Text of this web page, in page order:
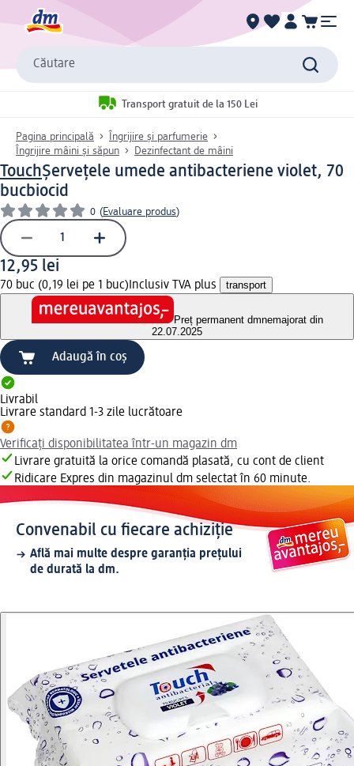
Căutare
Transport gratuit de la 150 Lei
Pagina principală
Îngrijire și parfumerie
Îngrijire mâini și săpun
Dezinfectant de mâini
TouchȘervețele umede antibacteriene violet, 70
bucbiocid
0 (Evaluare produs)
12,95 lei
70 buc (0,19 lei pe 1 buc) Inclusiv TVA plus transport
Preț permanent dmnemajorat din
22.07.2025
Adaugă în coș
Livrabil
Livrare standard 1-3 zile lucrătoare
Verificați disponibilitatea într-un magazin dm
Livrare gratuită la orice comandă plasată, cu cont de client
Ridicare Expres din magazinul dm selectat în 60 minute.
Convenabil cu fiecare achiziție
Află mai multe despre garanția prețului
de durată la dm.